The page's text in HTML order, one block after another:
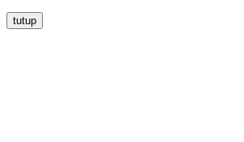
tutup